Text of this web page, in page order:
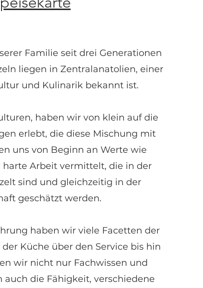
Familie seit drei Generationen
liegen in Zentralanatolien, einer
und Kulinarik bekannt ist.
haben wir von klein auf die
erlebt, die diese Mischung mit
uns von Beginn an Werte wie
Arbeit vermittelt, die in der
sind und gleichzeitig in der
geschätzt werden.
haben wir viele Facetten der
Küche über den Service bis hin
wir nicht nur Fachwissen und
die Fähigkeit, verschiedene